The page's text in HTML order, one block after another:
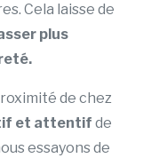
Cela laisse de
plus
de chez
et attentif de
essayons de